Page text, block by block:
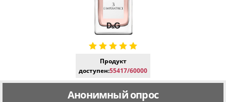
Продукт
доступен:55417/60000
Анонимный опрос